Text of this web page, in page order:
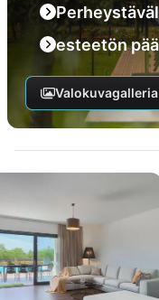
esteetön
Valokuvagalleria